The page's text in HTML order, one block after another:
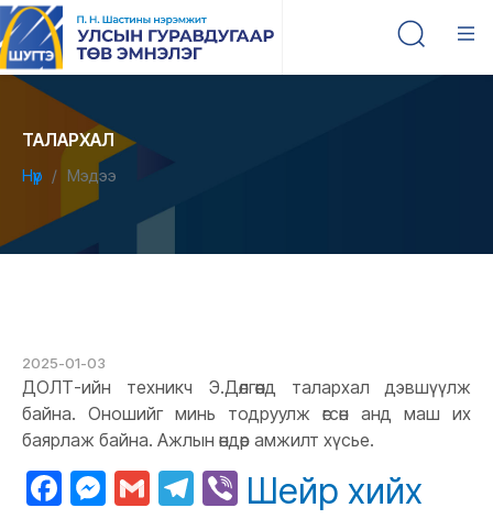
ТАЛАРХАЛ
Нүүр Мэдээ
2025-01-03
ДОЛТ-ийн техникч Э.Дөлгөөнд талархал дэвшүүлж
байна. Оношийг минь тодруулж өгсөн анд маш их
баярлаж байна. Ажлын өндөр амжилт хүсье.
Facebook
Messenger
GmailTelegram
Viber
Шейр хийх